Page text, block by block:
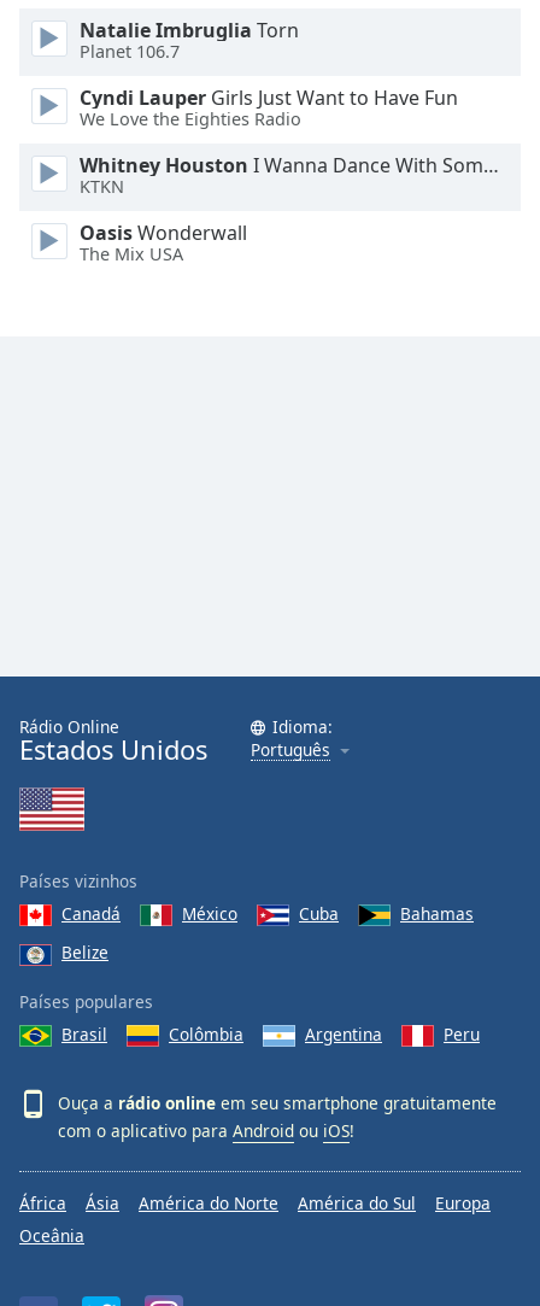
Natalie Imbruglia Torn
Planet 106.7
Cyndi Lauper Girls Just Want to Have Fun
We Love the Eighties Radio
Whitney Houston I Wanna Dance With Somebody
KTKN
OasisWonderwall
The Mix USA
Rádio Online
Estados Unidos
Idioma:
Português
Países vizinhos
Canadá
México Cuba
Bahamas
Belize
Países populares
Brasil
Colômbia Argentina Peru
Ouça a rádio online em seu smartphone gratuitamente
com o aplicativo para Android ou iOS!
África Ásia América do Norte América do Sul
Europa
Oceânia